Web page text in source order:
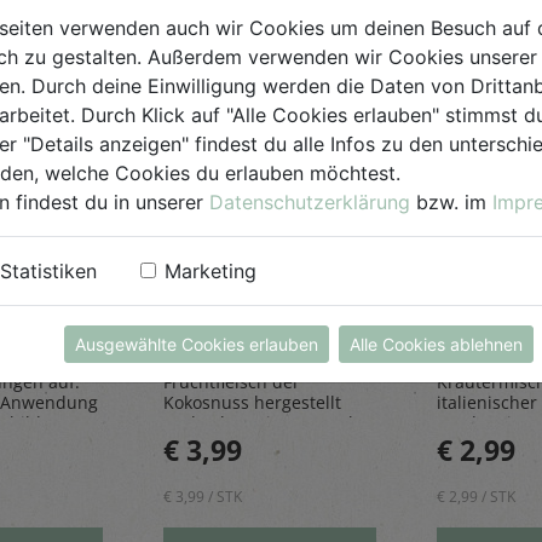
und
auf.
Kokosraspeln
250g
Rapunzel Naturkost
Den feinen Kokosraspeln
werden aus dem
Fruchtfleisch der
Kokosnuss hergestellt
und geben einen Hauch
Exotik in köstliche Kuchen
& Kekse
€ 3,99
€ 3,99 / STK
Kräuter
Die Kräuter
die perfekt
italienischer
rundet
und
€ 2,99
€ 2,99 / STK
verwenden auch wir Cookies um deinen Besuch auf
zu gestalten. Außerdem verwenden wir Cookies
Durch deine Einwilligung werden die Daten von
Durch Klick auf "Alle Cookies erlauben" stimmst
"Details anzeigen" findest du alle Infos zu den
welche Cookies du erlauben möchtest.
findest du in unserer Datenschutzerklärung bzw. im
Statistiken Marketing
Ausgewählte Cookies erlauben Alle Cookies ablehnen